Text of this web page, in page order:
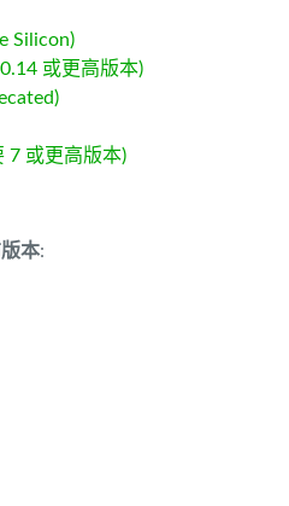
Silicon)
或更高版本)
7 或更高版本)
本: